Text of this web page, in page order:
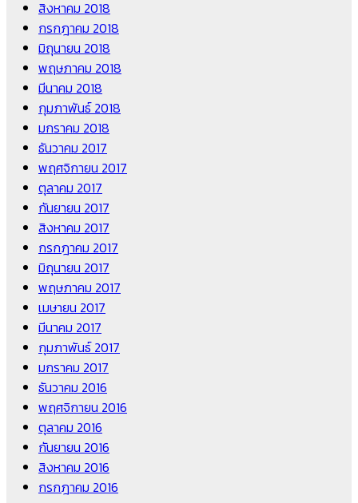
สิงหาคม 2018
กรกฎาคม 2018
มิถุนายน 2018
พฤษภาคม 2018
มีนาคม 2018
กุมภาพันธ์ 2018
มกราคม 2018
ธันวาคม 2017
พฤศจิกายน 2017
ตุลาคม 2017
กันยายน 2017
สิงหาคม 2017
กรกฎาคม 2017
มิถุนายน 2017
พฤษภาคม 2017
เมษายน 2017
มีนาคม 2017
กุมภาพันธ์ 2017
มกราคม 2017
ธันวาคม 2016
พฤศจิกายน 2016
ตุลาคม 2016
กันยายน 2016
สิงหาคม 2016
กรกฎาคม 2016